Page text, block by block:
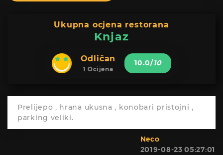
Ukupna ocjena restorana
Knjaz
Odličan
1 Ocijena
10.0/10
Prelijepo , hrana ukusna , konobari pristojni ,
parking veliki.
Neco
2019-08-23 05:27:01